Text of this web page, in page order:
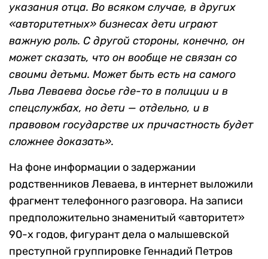
указания отца. Во всяком случае, в других
«авторитетных» бизнесах дети играют
важную роль. С другой стороны, конечно, он
может сказать, что он вообще не связан со
своими детьми. Может быть есть на самого
Льва Леваева досье где-то в полиции и в
спецслужбах, но дети — отдельно, и в
правовом государстве их причастность будет
сложнее доказать».
На фоне информации о задержании
родственников Леваева, в интернет выложили
фрагмент телефонного разговора. На записи
предположительно знаменитый «авторитет»
90-х годов, фигурант дела о малышевской
преступной группировке Геннадий Петров